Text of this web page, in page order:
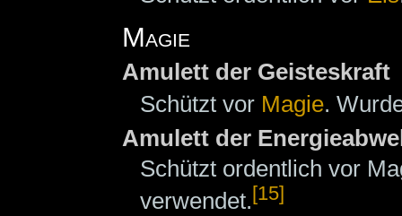
Magie
Amulett der Geisteskraft
Schützt vor Magie.
Amulett der
Schützt ordentlich vor
verwendet. [15]